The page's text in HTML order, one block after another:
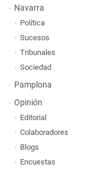
Navarra
Política
Sucesos
Tribunales
Sociedad
Pamplona
Opinión
Editorial
Colaboradores
Blogs
Encuestas